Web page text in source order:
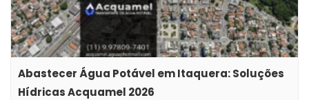
Abastecer Água Potável em Itaquera: Soluções
Hídricas Acquamel 2026